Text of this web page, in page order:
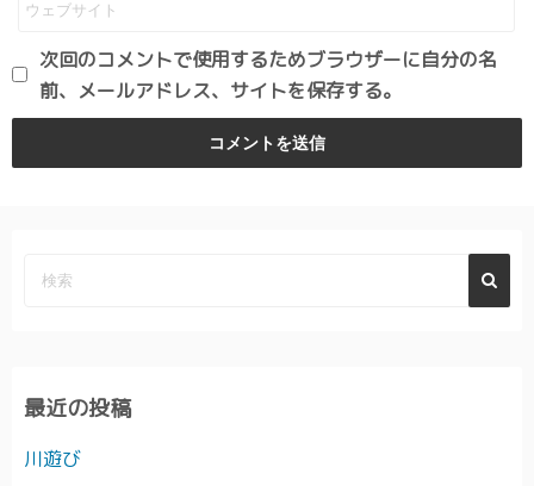
次回のコメントで使用するためブラウザーに自分の名
前、メールアドレス、サイトを保存する。
最近の投稿
川遊び